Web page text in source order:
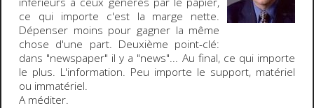
ce qui importe c'est la marge nette.
Dépenser moins pour gagner la même
chose d'une part. Deuxième point-clé:
dans "newspaper" il y a "news"... Au final, ce qui importe
le plus. L'information. Peu importe le support, matériel
ou immatériel.
A méditer.